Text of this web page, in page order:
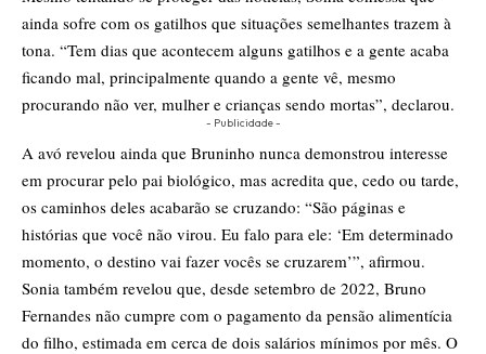
ainda sofre com os gatilhos que situações semelhantes trazem à
tona. “Tem dias que acontecem alguns gatilhos e a gente acaba
ficando mal, principalmente quando a gente vê, mesmo
procurando não ver, mulher e crianças sendo mortas”, declarou.
- Publicidade -
A avó revelou ainda que Bruninho nunca demonstrou interesse
em procurar pelo pai biológico, mas acredita que, cedo ou tarde,
os caminhos deles acabarão se cruzando: “São páginas e
histórias que você não virou. Eu falo para ele: ‘Em determinado
momento, o destino vai fazer vocês se cruzarem’”, afirmou.
Sonia também revelou que, desde setembro de 2022, Bruno
Fernandes não cumpre com o pagamento da pensão alimentícia
do filho, estimada em cerca de dois salários mínimos por mês. O